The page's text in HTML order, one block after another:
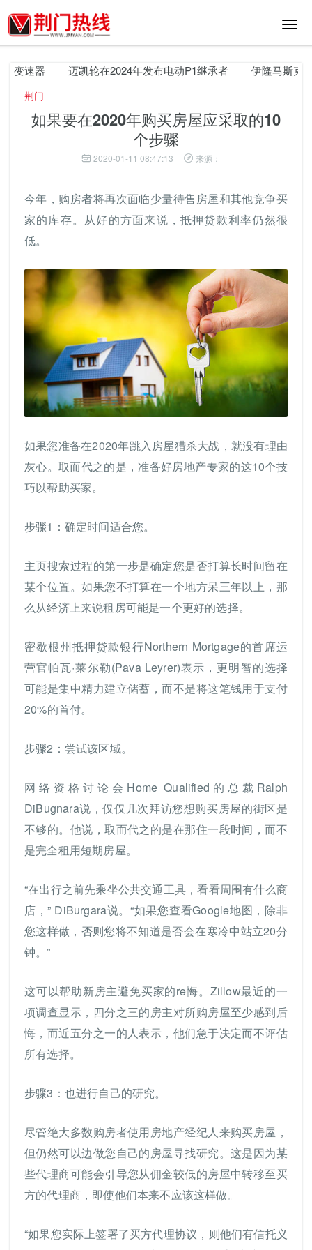
切
航
速器 迈凯轮在2024年发布电动P1继承者 伊隆马斯克解
荆门
如果要在2020年购买房屋应采取的10
个步骤
2020-01-11 08:47:13 来源：
今年，购房者将再次面临少量待售房屋和其他竞争买
家的库存。从好的方面来说，抵押贷款利率仍然很
低。
如果您准备在2020年跳入房屋猎杀大战，就没有理由
灰心。取而代之的是，准备好房地产专家的这10个技
巧以帮助买家。
步骤1：确定时间适合您。
主页搜索过程的第一步是确定您是否打算长时间留在
某个位置。如果您不打算在一个地方呆三年以上，那
么从经济上来说租房可能是一个更好的选择。
密歇根州抵押贷款银行Northern Mortgage的首席运
营官帕瓦·莱尔勒(Pava Leyrer)表示，更明智的选择
可能是集中精力建立储蓄，而不是将这笔钱用于支付
20%的首付。
步骤2：尝试该区域。
网络资格讨论会Home Qualified的总裁Ralph
DiBugnara说，仅仅几次拜访您想购买房屋的街区是
不够的。他说，取而代之的是在那住一段时间，而不
是完全租用短期房屋。
“在出行之前先乘坐公共交通工具，看看周围有什么商
店，” DiBurgara说。“如果您查看Google地图，除非
您这样做，否则您将不知道是否会在寒冷中站立20分
钟。”
这可以帮助新房主避免买家的re悔。Zillow最近的一
项调查显示，四分之三的房主对所购房屋至少感到后
悔，而近五分之一的人表示，他们急于决定而不评估
所有选择。
步骤3：也进行自己的研究。
尽管绝大多数购房者使用房地产经纪人来购买房屋，
但仍然可以边做您自己的房屋寻找研究。这是因为某
些代理商可能会引导您从佣金较低的房屋中转移至买
方的代理商，即使他们本来不应该这样做。
“如果您实际上签署了买方代理协议，则他们有信托义